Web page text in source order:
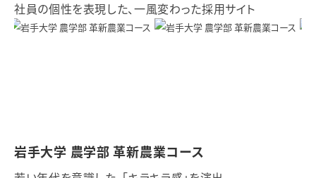
社員の個性を表現した、一風変わった採用サイト
岩手大学 農学部 革新農業コース